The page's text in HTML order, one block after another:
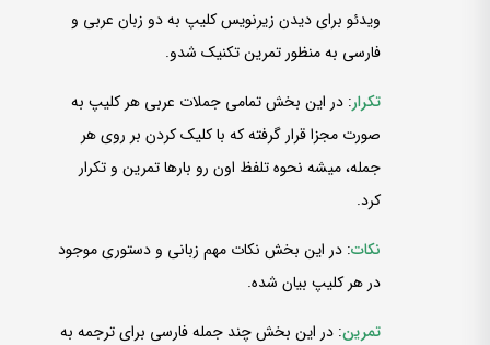
ویدئو برای دیدن زیرنویس کلیپ به دو زبان عربی و
فارسی به منظور تمرین تکنیک شدو.
تکرار: در این بخش تمامی جملات عربی هر کلیپ به
صورت مجزا قرار گرفته که با کلیک کردن بر روی هر
جمله، میشه نحوه تلفظ اون رو بارها تمرین و تکرار
کرد.
نکات: در این بخش نکات مهم زبانی و دستوری موجود
در هر کلیپ بیان شده.
تمرین: در این بخش چند جمله فارسی برای ترجمه به